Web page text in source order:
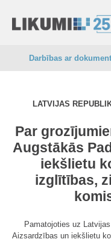
Darbības ar
LATVIJAS
Par
Augstākās
iekšlietu
izglītības,
Pamatojoties uz
Aizsardzības un iekšlietu